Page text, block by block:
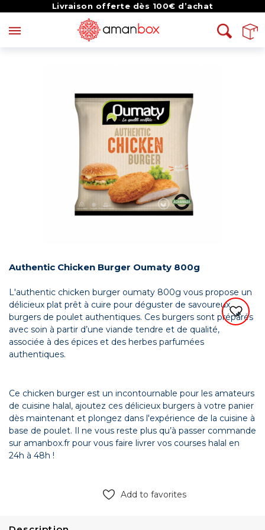
Livraison offerte dès 100€ d’achat
Authentic Chicken Burger Oumaty 800g
L'authentic chicken burger oumaty 800g vous propose un
délicieux plat prêt à cuire pour déguster de savoureux
burgers de poulet authentiques. Ces burgers sont préparés
avec soin à partir d’une viande tendre et de qualité,
associée à des épices et des herbes parfumées
authentiques.
Ce chicken burger est un incontournable pour les amateurs
de cuisine halal, ajoutez ces délicieux burgers à votre panier
dès maintenant et plongez dans l'expérience de la cuisine à
base de poulet. Il ne vous reste plus qu’à passer commande
sur amanbox.fr pour vous faire livrer vos courses halal en
24h à 48h !
Add to favorites